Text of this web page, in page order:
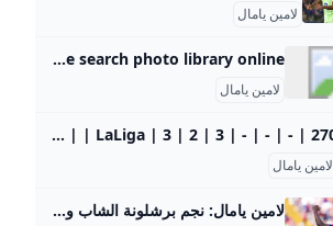
لامين يامال
Getty Images Getty Images. Find high resolution royalty-free images, editorial stock photos, vector art, video footage clips and stock music licensing at the richest image search photo library online.
لامين يامال
Lamine Yamal - Stats 25/26 Player stats of Lamine Yamal (FC Barcelona) ➤ Goals ➤ Assists ➤ Matches played ➤ All performance data This page contains information about a player’s detailed stats. In the info box, you can filter by period, club, type of league and competition. The “Detailed stats” tab shows a player’s total appearances, goals, cards and cumulative minutes of play for each competition, and indicates the season in which it occurred. CompactDetailed| Competition | wettbewerb | | | | | | | | |—|—|—|—|—|—|—|—|—| | Total 25/26: | | 3 | 2 | 3 | - | - | - | 270’ | | | LaLiga | 3 | 2 | 3 | - | - | - | 270’ |
لامين يامال
لامين يامال: نجم برشلونة الشاب وصانع الإنجازات 2024-2025 لامين يامال هو نجم كرة قدم إسباني من أصول مغربية، ولد في 13 يوليو 2007 في إسبلوغيس دي يوبريغات بإقليم كتالونيا. بدأ مسيرته الكروية في أكاديمية “لا ماسيا” الشهيرة التابعة لنادي برشلونة، حيث التحق بها وهو في سن الخامسة. كان يُعتبر من أبرز المواهب الشابة في الأكاديمية، حيث تميّز بمهارات استثنائية في المراوغة، التمرير، وصناعة الفرص، بالإضافة إلى تسديداته القوية، مما جعله يُعتبر خليفة محتمل لنجوم برشلونة السابقين مثل ليونيل ميسي.